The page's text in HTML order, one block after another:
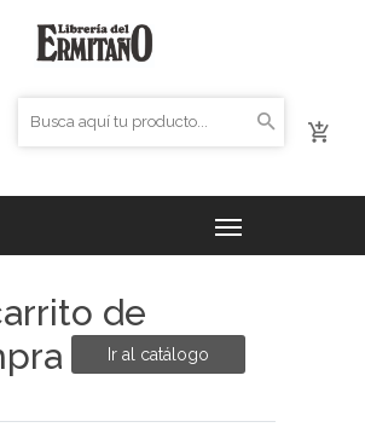
de
Ir al catálogo